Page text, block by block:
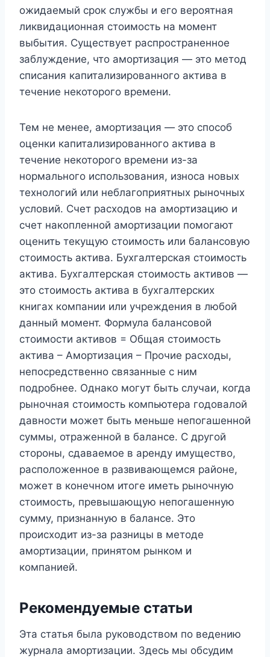
ожидаемый срок службы и его вероятная
ликвидационная стоимость на момент
выбытия. Существует распространенное
заблуждение, что амортизация — это метод
списания капитализированного актива в
течение некоторого времени.
Тем не менее, амортизация — это способ
оценки капитализированного актива в
течение некоторого времени из-за
нормального использования, износа новых
технологий или неблагоприятных рыночных
условий. Счет расходов на амортизацию и
счет накопленной амортизации помогают
оценить текущую стоимость или балансовую
стоимость актива. Бухгалтерская стоимость
актива. Бухгалтерская стоимость активов —
это стоимость актива в бухгалтерских
книгах компании или учреждения в любой
данный момент. Формула балансовой
стоимости активов = Общая стоимость
актива – Амортизация – Прочие расходы,
непосредственно связанные с ним
подробнее. Однако могут быть случаи, когда
рыночная стоимость компьютера годовалой
давности может быть меньше непогашенной
суммы, отраженной в балансе. С другой
стороны, сдаваемое в аренду имущество,
расположенное в развивающемся районе,
может в конечном итоге иметь рыночную
стоимость, превышающую непогашенную
сумму, признанную в балансе. Это
происходит из-за разницы в методе
амортизации, принятом рынком и
компанией.
Рекомендуемые статьи
Эта статья была руководством по ведению
журнала амортизации. Здесь мы обсудим